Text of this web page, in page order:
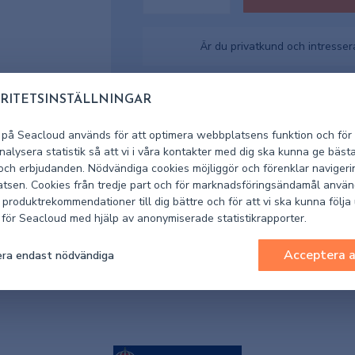
på Seacloud används för att optimera webbplatsens funktion och
statistik så att vi i våra kontakter med dig ska kunna ge
erbjudanden. Nödvändiga cookies möjliggör och förenklar
Cookies från tredje part och för marknadsföringsändamål
till dig bättre och för att vi ska kunna följa
Seacloud med hjälp av anonymiserade statistikrapporter.
endast nödvändiga Acceptera
Är du privatkund och
Lagerstatus
Artikelnummer leverantör 150859
Artikelnummer Seacloud 1002-